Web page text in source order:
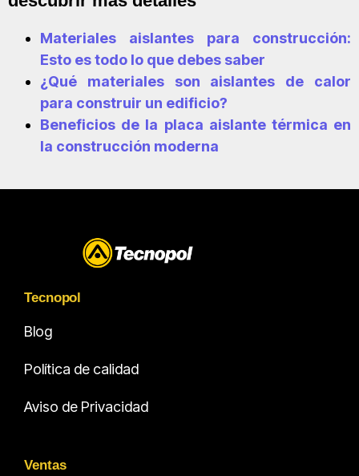
Materiales aislantes para construcción:
Esto es todo lo que debes saber
¿Qué materiales son aislantes de calor
para construir un edificio?
Beneficios de la placa aislante térmica en
la construcción moderna
Tecnopol
Blog
Política de calidad
Aviso de Privacidad
Ventas